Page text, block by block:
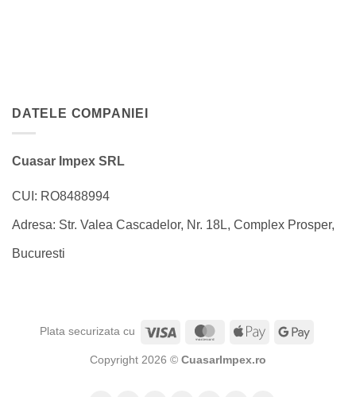
DATELE COMPANIEI
Cuasar Impex SRL
CUI: RO8488994
Adresa: Str. Valea Cascadelor, Nr. 18L, Complex Prosper,
Bucuresti
Plata securizata cu Visa MasterCardApple
Google
Copyright 2026 © CuasarImpex.ro